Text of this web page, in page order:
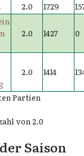
2.0 1729
2.0 1427 0
2.0 1414
Partien
von 2.0
Saison